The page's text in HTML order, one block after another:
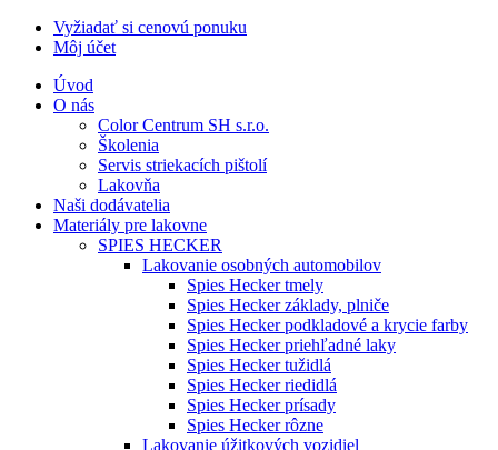
Vyžiadať si cenovú ponuku
Môj účet
Úvod
O nás
Color Centrum SH s.r.o.
Školenia
Servis striekacích pištolí
Lakovňa
Naši dodávatelia
Materiály pre lakovne
SPIES HECKER
Lakovanie osobných automobilov
Spies Hecker tmely
Spies Hecker základy, plniče
Spies Hecker podkladové a krycie farby
Spies Hecker priehľadné laky
Spies Hecker tužidlá
Spies Hecker riedidlá
Spies Hecker prísady
Spies Hecker rôzne
Lakovanie úžitkových vozidiel